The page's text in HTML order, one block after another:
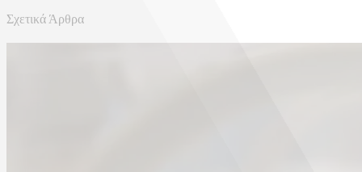
Σχετικά Άρθρα